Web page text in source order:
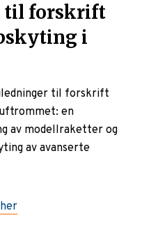
til forskrift
i
til forskrift
en
av modellraketter og
av avanserte